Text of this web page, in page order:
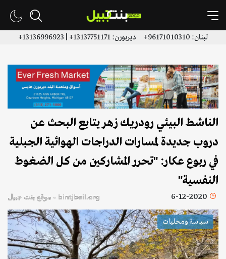
لبنان: 96171010310+ ديربورن: 13137751171+ | 13136996923+
الناشط البيئي رودريك زهر يتابع البحث عن
دروب جديدة لمسارات الدراجات الهوائية الجبلية
في ربوع عكار: "تحرر المشاركين من كل الضغوط
النفسية"
6-12-2020 bintjbeil.org - موقع بنت جبيل
سياسة ومحليات